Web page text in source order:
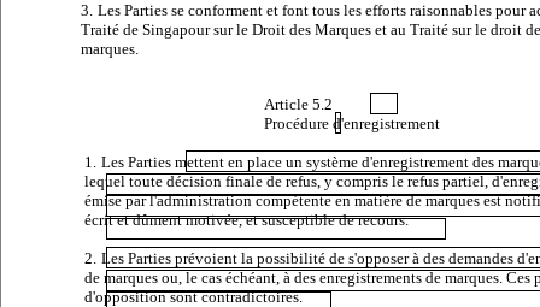
3. Les Parties se conforment et font tous les efforts raisonnables pour
Traité de Singapour sur le Droit des Marques et au Traité sur le droit
marques.
Article 5.2
Procédure d'enregistrement
1. Les Parties mettent en place un système d'enregistrement des
lequel toute décision finale de refus, y compris le refus partiel,
émise par l'administration compétente en matière de marques est
écrit et dûment motivée, et susceptible de recours.
2. Les Parties prévoient la possibilité de s'opposer à des demandes
de marques ou, le cas échéant, à des enregistrements de marques. Ces
d'opposition sont contradictoires.